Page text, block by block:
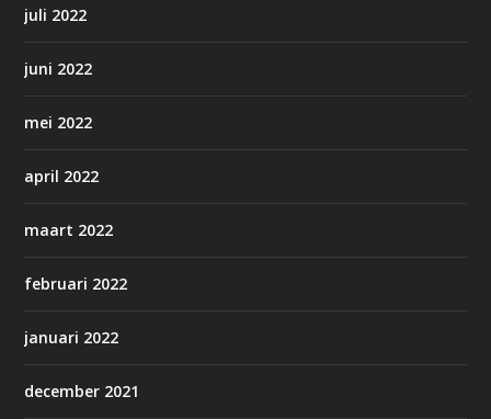
juli 2022
juni 2022
mei 2022
april 2022
maart 2022
februari 2022
januari 2022
december 2021